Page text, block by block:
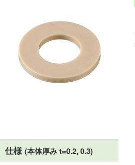
仕様(本体厚み t=0.2, 0.3)